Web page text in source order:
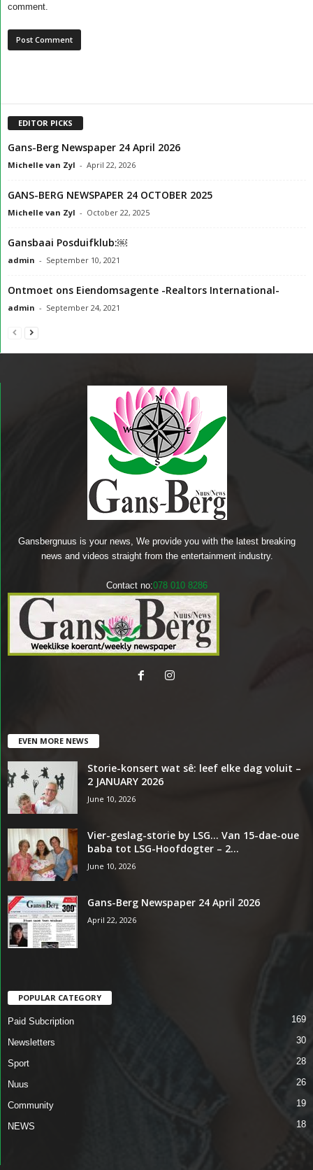
comment.
EDITOR PICKS
Gans-Berg Newspaper 24 April 2026
Michelle van Zyl - April 22, 2026
GANS-BERG NEWSPAPER 24 OCTOBER 2025
Michelle van Zyl - October 22, 2025
Gansbaai Posduifklub:￼
admin - September 10, 2021
Ontmoet ons Eiendomsagente -Realtors International-
admin - September 24, 2021
Gansbergnuus is your news, We provide you with the latest breaking
news and videos straight from the entertainment industry.
Contact no:078 010 8286
EVEN MORE NEWS
Storie-konsert wat sê: leef elke dag voluit –
2 JANUARY 2026
June 10, 2026
Vier-geslag-storie by LSG… Van 15-dae-oue
baba tot LSG-Hoofdogter – 2...
June 10, 2026
Gans-Berg Newspaper 24 April 2026
April 22, 2026
POPULAR CATEGORY
Paid Subcription 169
Newsletters 30
Sport 28
Nuus 26
Community 19
NEWS 18